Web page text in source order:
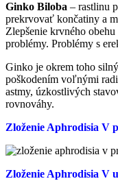
Ginko Biloba – rastlinu
prekrvovať končatiny a
Zlepšenie krvného
problémy. Problémy s
Ginko je okrem toho
poškodením voľnými
astmy, úzkostlivých
rovnováhy.
Zloženie Aphrodisia V
Zloženie Aphrodisia V